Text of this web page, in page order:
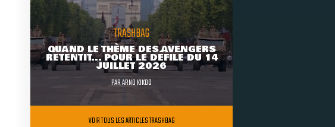
TRASHBAG
QUAND LE THÈME DES AVENGERS
RETENTIT... POUR LE DÉFILÉ DU 14
JUILLET 2026
PARARNO KIKOO
VOIR TOUS LES ARTICLES TRASHBAG